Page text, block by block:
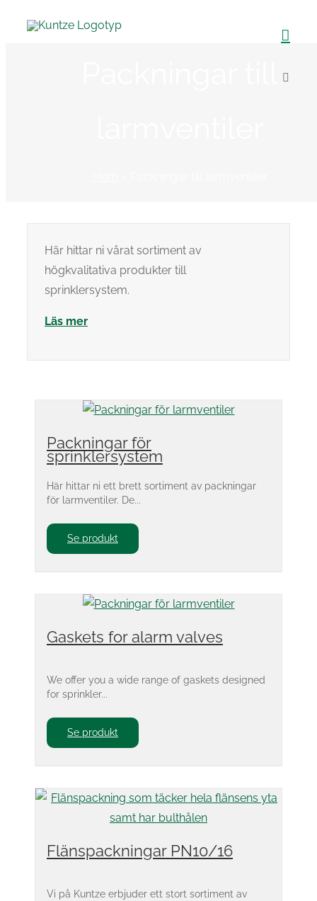
Här hittar ni vårat sortiment av
högkvalitativa produkter till
sprinklersystem.
Läs mer
Packningar för
sprinklersystem
Här hittar ni ett brett sortiment av packningar
för larmventiler. De...
Se produkt
Gaskets for alarm valves
We offer you a wide range of gaskets designed
for sprinkler...
Se produkt
Flänspackningar PN10/16
Vi på Kuntze erbjuder ett stort sortiment av